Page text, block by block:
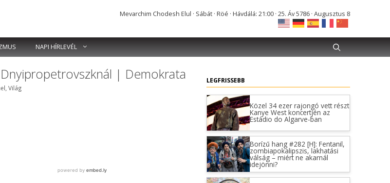
Mevarchim Chodesh Elul · Sábát · Röé · Hávdálá: 21:00 · 25. Áv 5786 · Augusztus 8
NAPI HÍRLEVÉL
| Demokrata
Világ
LEGFRISSEBB
Közel 34 ezer rajongó vett részt
Kanye West koncertjén az
Estádio do Algarve-ban
Borízű hang #282 [H]: Fentanil,
zombiapokalipszis, lakhatási
válság – miért ne akarnál
idejönni?